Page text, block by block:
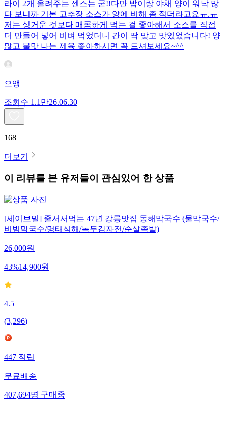
라이 2개 올려주는 센스는 굳!! ​다만 밥이랑 야채 양이 워낙 많
다 보니까 기본 고추장 소스가 양에 비해 좀 적더라고요ㅠ.ㅠ
저는 싱거운 것보다 매콤하게 먹는 걸 좋아해서 소스를 직접
더 만들어 넣어 비벼 먹었더니 간이 딱 맞고 맛있었습니다! 양
많고 불맛 나는 제육 좋아하시면 꼭 드셔보세요~^^
으앵
조회수 1.1만26.06.30
168
더보기
이 리뷰를 본 유저들이 관심있어 한 상품
[세이브밀] 줄서서먹는 47년 강릉맛집 동해막국수 (물막국수/
비빔막국수/명태식해/녹두감자전/순살족발)
26,000원
43%14,900원
4.5
(3,296)
447 적립
무료배송
407,694명 구매중